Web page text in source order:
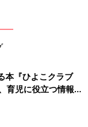
本『ひよこクラブ
児に役立つ情報が